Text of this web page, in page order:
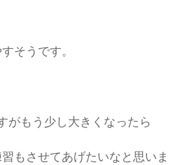
そうです。
がもう少し大きくなったら
もさせてあげたいなと思いま